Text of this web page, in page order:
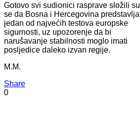
Gotovo svi sudionici rasprave složili su
se da Bosna i Hercegovina predstavlja
jedan od najvećih testova europske
sigurnosti, uz upozorenje da bi
narušavanje stabilnosti moglo imati
posljedice daleko izvan regije.
M.M.
Share
0